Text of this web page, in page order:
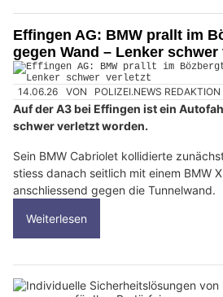
Effingen AG: BMW prallt im
gegen Wand – Lenker schwer
14.06.26 VON POLIZEI.NEWS REDAKTION
Auf der A3 bei Effingen ist ein
schwer verletzt worden.
Sein BMW Cabriolet kollidierte
stiess danach seitlich mit einem BMW
anschliessend gegen die Tunnelwand.
Weiterlesen